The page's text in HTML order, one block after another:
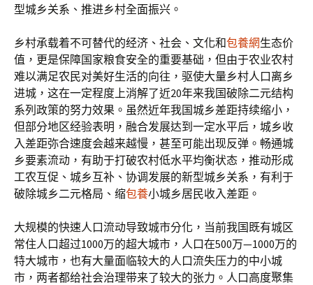
型城乡关系、推进乡村全面振兴。
乡村承载着不可替代的经济、社会、文化和包養網生态价
值，更是保障国家粮食安全的重要基础，但由于农业农村
难以满足农民对美好生活的向往，驱使大量乡村人口离乡
进城，这在一定程度上消解了近20年来我国破除二元结构
系列政策的努力效果。虽然近年我国城乡差距持续缩小，
但部分地区经验表明，融合发展达到一定水平后，城乡收
入差距弥合速度会越来越慢，甚至可能出现反弹。畅通城
乡要素流动，有助于打破农村低水平均衡状态，推动形成
工农互促、城乡互补、协调发展的新型城乡关系，有利于
破除城乡二元格局、缩包養小城乡居民收入差距。
大规模的快速人口流动导致城市分化，当前我国既有城区
常住人口超过1000万的超大城市，人口在500万—1000万的
特大城市，也有大量面临较大的人口流失压力的中小城
市，两者都给社会治理带来了较大的张力。人口高度聚集